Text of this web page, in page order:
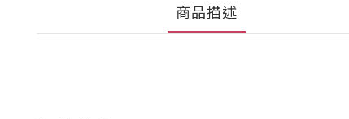
商品描述